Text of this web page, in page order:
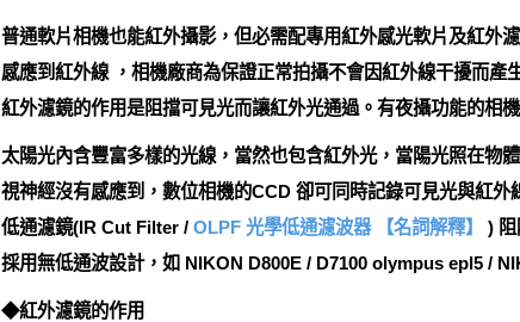
普通軟片相機也能紅外攝影，但必需配專用紅外感光軟片及紅外
感應到紅外線 ，相機廠商為保證正常拍攝不會因紅外線干擾而
紅外濾鏡的作用是阻擋可見光而讓紅外光通過。有夜攝功能的相
太陽光內含豐富多樣的光線，當然也包含紅外光，當陽光照在物
視神經沒有感應到，數位相機的CCD 卻可同時記錄可見光與紅
低通濾鏡(IR Cut Filter / OLPF 光學低通濾波器 【名詞解釋】
)
採用無低通波設計，如 NIKON D800E / D7100 olympus epl5 /
◆紅外濾鏡的作用